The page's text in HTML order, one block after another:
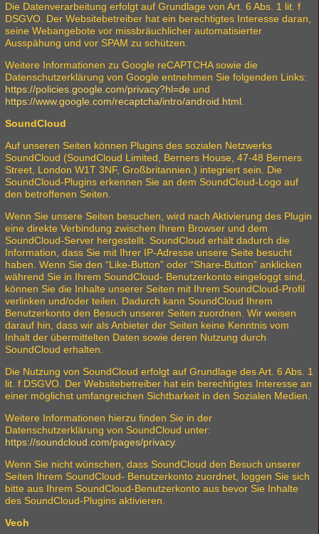
Die Datenverarbeitung erfolgt auf Grundlage von Art. 6 Abs. 1 lit. f
DSGVO. Der Websitebetreiber hat ein berechtigtes Interesse daran,
seine Webangebote vor missbräuchlicher automatisierter
Ausspähung und vor SPAM zu schützen.
Weitere Informationen zu Google reCAPTCHA sowie die
Datenschutzerklärung von Google entnehmen Sie folgenden Links:
https://policies.google.com/privacy?hl=de und
https://www.google.com/recaptcha/intro/android.html.
SoundCloud
Auf unseren Seiten können Plugins des sozialen Netzwerks
SoundCloud (SoundCloud Limited, Berners House, 47-48 Berners
Street, London W1T 3NF, Großbritannien.) integriert sein. Die
SoundCloud-Plugins erkennen Sie an dem SoundCloud-Logo auf
den betroffenen Seiten.
Wenn Sie unsere Seiten besuchen, wird nach Aktivierung des Plugin
eine direkte Verbindung zwischen Ihrem Browser und dem
SoundCloud-Server hergestellt. SoundCloud erhält dadurch die
Information, dass Sie mit Ihrer IP-Adresse unsere Seite besucht
haben. Wenn Sie den “Like-Button” oder “Share-Button” anklicken
während Sie in Ihrem SoundCloud- Benutzerkonto eingeloggt sind,
können Sie die Inhalte unserer Seiten mit Ihrem SoundCloud-Profil
verlinken und/oder teilen. Dadurch kann SoundCloud Ihrem
Benutzerkonto den Besuch unserer Seiten zuordnen. Wir weisen
darauf hin, dass wir als Anbieter der Seiten keine Kenntnis vom
Inhalt der übermittelten Daten sowie deren Nutzung durch
SoundCloud erhalten.
Die Nutzung von SoundCloud erfolgt auf Grundlage des Art. 6 Abs. 1
lit. f DSGVO. Der Websitebetreiber hat ein berechtigtes Interesse an
einer möglichst umfangreichen Sichtbarkeit in den Sozialen Medien.
Weitere Informationen hierzu finden Sie in der
Datenschutzerklärung von SoundCloud unter:
https://soundcloud.com/pages/privacy.
Wenn Sie nicht wünschen, dass SoundCloud den Besuch unserer
Seiten Ihrem SoundCloud- Benutzerkonto zuordnet, loggen Sie sich
bitte aus Ihrem SoundCloud-Benutzerkonto aus bevor Sie Inhalte
des SoundCloud-Plugins aktivieren.
Veoh